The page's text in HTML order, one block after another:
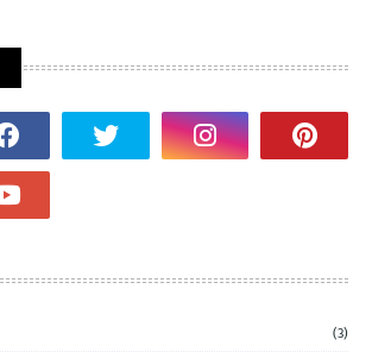
(3)